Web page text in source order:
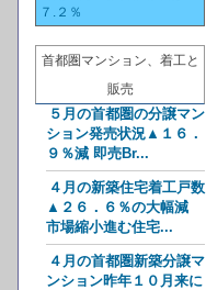
７.２％
首都圏マンション、着工と
販売
５月の首都圏の分譲マン
ション発売状況▲１６．
９％減 即売Br...
４月の新築住宅着工戸数
▲２６．６％の大幅減
市場縮小進む住宅...
４月の首都圏新築分譲マ
ンション昨年１０月来に